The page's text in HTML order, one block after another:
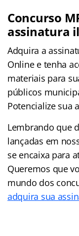
Concurso
assinatura
Adquira a
Online e tenha
materiais para
públicos
Potencialize sua
Lembrando que
lançadas em
se encaixa para
Queremos que
mundo dos
adquira sua